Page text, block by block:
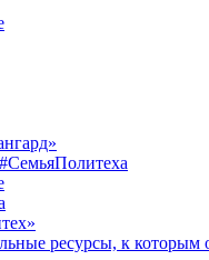
ресурсы, к которым